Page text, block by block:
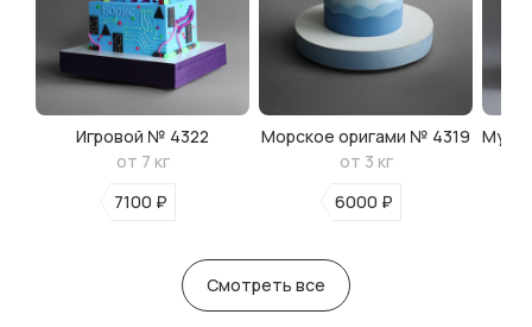
Игровой № 4322
от 7 кг
7100 ₽
Морское оригами № 4319
от 3 кг
6000 ₽
Смотреть все